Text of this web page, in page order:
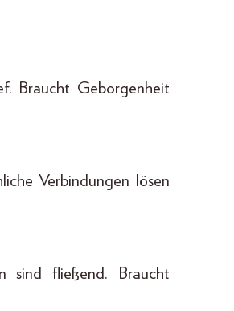
Braucht Geborgenheit
Verbindungen lösen
sind fließend. Braucht